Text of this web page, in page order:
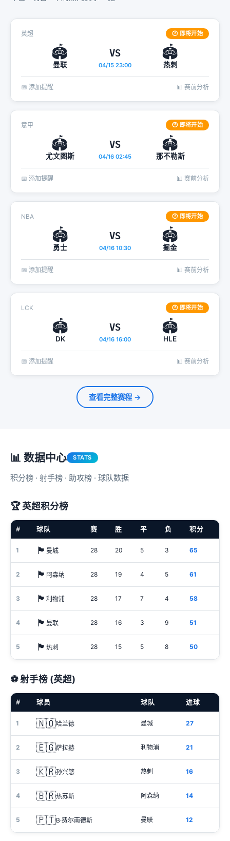
英超 🕐 即将开始
🏟️
曼联
VS
04/15 23:00
🏟️
热刺
📅 添加提醒 📊 赛前分析
意甲 🕐 即将开始
🏟️
尤文图斯
VS
04/16 02:45
🏟️
那不勒斯
📅 添加提醒 📊 赛前分析
NBA 🕐 即将开始
🏟️
勇士
VS
04/16 10:30
🏟️
掘金
📅 添加提醒 📊 赛前分析
LCK 🕐 即将开始
🏟️
DK
VS
04/16 16:00
🏟️
HLE
📅 添加提醒 📊 赛前分析
查看完整赛程 →
📊 数据中心 STATS
积分榜 · 射手榜 · 助攻榜 · 球队数据
🏆 英超积分榜
# 球队 赛 胜 平 负 积分
1 🏴󠁧󠁢󠁥󠁮󠁧󠁿 曼城 28 20 5 3 65
2 🏴󠁧󠁢󠁥󠁮󠁧󠁿 阿森纳 28 19 4 5 61
3 🏴󠁧󠁢󠁥󠁮󠁧󠁿 利物浦 28 17 7 4 58
4 🏴󠁧󠁢󠁥󠁮󠁧󠁿 曼联 28 16 3 9 51
5 🏴󠁧󠁢󠁥󠁮󠁧󠁿 热刺 28 15 5 8 50
⚽ 射手榜 (英超)
# 球员 球队 进球
1 🇳🇴哈兰德 曼城 27
2 🇪🇬萨拉赫 利物浦 21
3 🇰🇷孙兴慜 热刺 16
4 🇧🇷热苏斯 阿森纳 14
5 🇵🇹B·费尔南德斯 曼联 12